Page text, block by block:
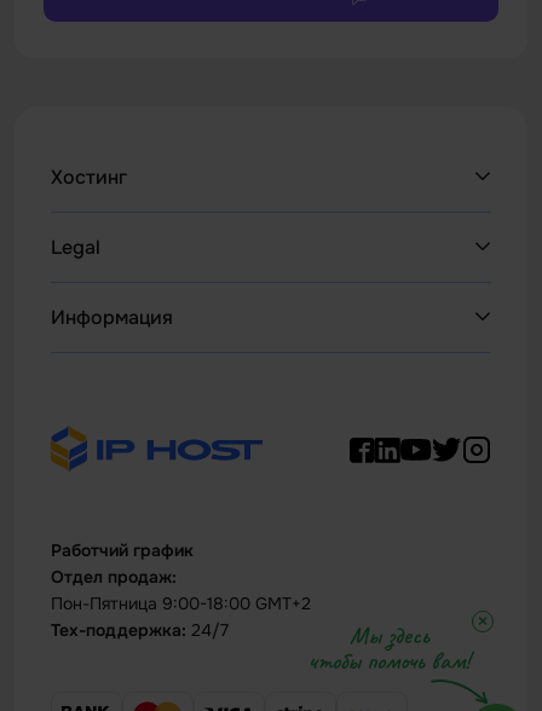
Мы здесь
чтобы помочь вам!
×
Хостинг
Litespeed Хостинг
Все VPS
VPS Windows
VPS за биткоины
Выделенный сервер
Биткойн сервер
Legal
Параметры качества
Сообщить о нарушении
Скачать документы
Информация
Дата Центр
Работчий график
Отдел продаж:
Пон-Пятница 9:00-18:00 GMT+2
Тех-поддержка: 24/7